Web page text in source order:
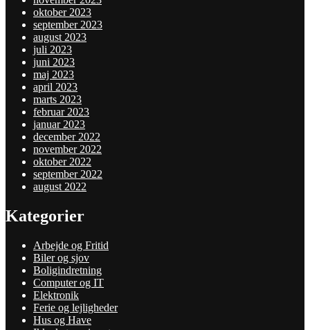
oktober 2023
september 2023
august 2023
juli 2023
juni 2023
maj 2023
april 2023
marts 2023
februar 2023
januar 2023
december 2022
november 2022
oktober 2022
september 2022
august 2022
Kategorier
Arbejde og Fritid
Biler og sjov
Boligindretning
Computer og IT
Elektronik
Ferie og lejligheder
Hus og Have